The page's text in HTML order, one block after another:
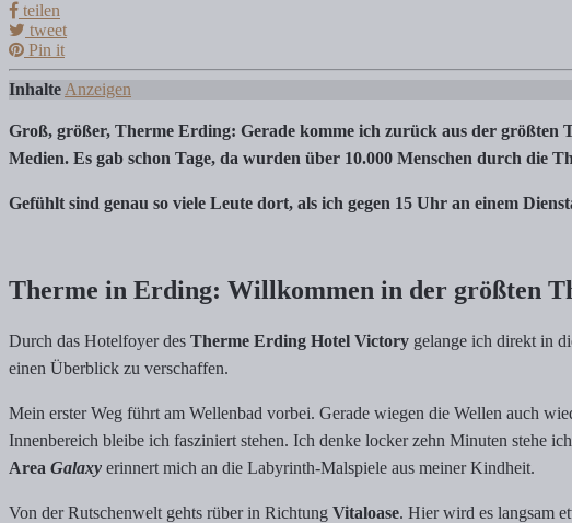
Tanja Klindworth
teilen
tweet
Pin it
Inhalte Anzeigen
Groß, größer, Therme Erding: Gerade komme ich zurück aus der
Medien. Es gab schon Tage, da wurden über 10.000 Menschen durch die
Gefühlt sind genau so viele Leute dort, als ich gegen 15 Uhr an einem
Therme in Erding: Willkommen in der größten
Durch das Hotelfoyer des Therme Erding Hotel Victory gelange ich direkt in
einen Überblick zu verschaffen.
Mein erster Weg führt am Wellenbad vorbei. Gerade wiegen die Wellen auch
Innenbereich bleibe ich fasziniert stehen. Ich denke locker zehn Minuten stehe
Area Galaxy erinnert mich an die Labyrinth-Malspiele aus meiner Kindheit.
Von der Rutschenwelt gehts rüber in Richtung Vitaloase. Hier wird es langsam